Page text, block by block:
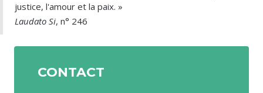
justice, l'amour et la paix. »
Laudato Si, n° 246
CONTACT